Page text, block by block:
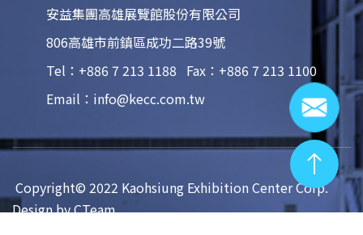
安益集團高雄展覽館股份有限公司
806高雄市前鎮區成功二路39號
Tel：+886 7 213 1188 Fax：+886 7 213 1100
Email：info@kecc.com.tw
Copyright© 2022 Kaohsiung Exhibition Center Corp.
Design by CTeam